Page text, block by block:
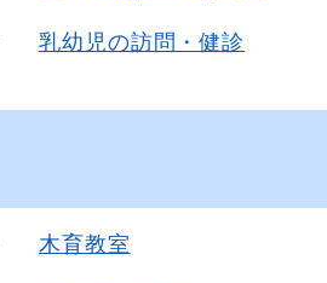
乳幼児の訪問・健診
木育教室